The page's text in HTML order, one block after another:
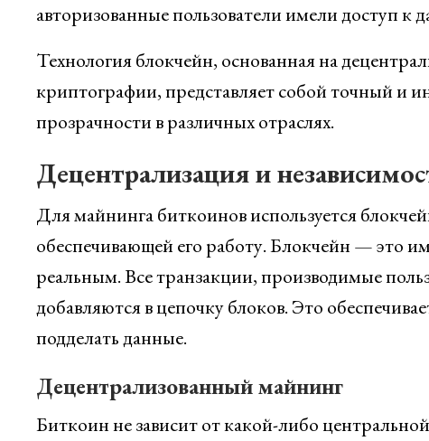
авторизованные пользователи имели доступ к
Технология блокчейн, основанная на
криптографии, представляет собой точный и
прозрачности в различных отраслях.
Децентрализация и
Для майнинга биткоинов используется
обеспечивающей его работу. Блокчейн — это
реальным. Все транзакции, производимые
добавляются в цепочку блоков. Это
подделать данные.
Децентрализованный майнинг
Биткоин не зависит от какой-либо